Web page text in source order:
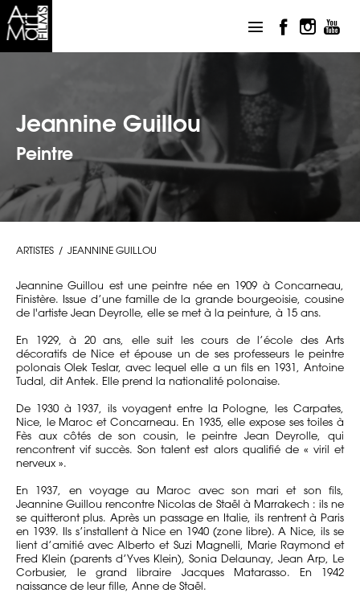
Jeannine Guillou
Peintre
ARTISTES JEANNINE GUILLOU
Jeannine Guillou est une peintre née en 1909 à Concarneau,
Finistère. Issue d’une famille de la grande bourgeoisie, cousine
de l'artiste Jean Deyrolle, elle se met à la peinture, à 15 ans.
En 1929, à 20 ans, elle suit les cours de l’école des Arts
décoratifs de Nice et épouse un de ses professeurs le peintre
polonais Olek Teslar, avec lequel elle a un fils en 1931, Antoine
Tudal, dit Antek. Elle prend la nationalité polonaise.
De 1930 à 1937, ils voyagent entre la Pologne, les Carpates,
Nice, le Maroc et Concarneau. En 1935, elle expose ses toiles à
Fès aux côtés de son cousin, le peintre Jean Deyrolle, qui
rencontrent vif succès. Son talent est alors qualifié de « viril et
nerveux ».
En 1937, en voyage au Maroc avec son mari et son fils,
Jeannine Guillou rencontre Nicolas de Staël à Marrakech : ils ne
se quitteront plus. Après un passage en Italie, ils rentrent à Paris
en 1939. Ils s’installent à Nice en 1940 (zone libre). A Nice, ils se
lient d’amitié avec Alberto et Suzi Magnelli, Marie Raymond et
Fred Klein (parents d’Yves Klein), Sonia Delaunay, Jean Arp, Le
Corbusier, le grand libraire Jacques Matarasso. En 1942
naissance de leur fille, Anne de Staël.